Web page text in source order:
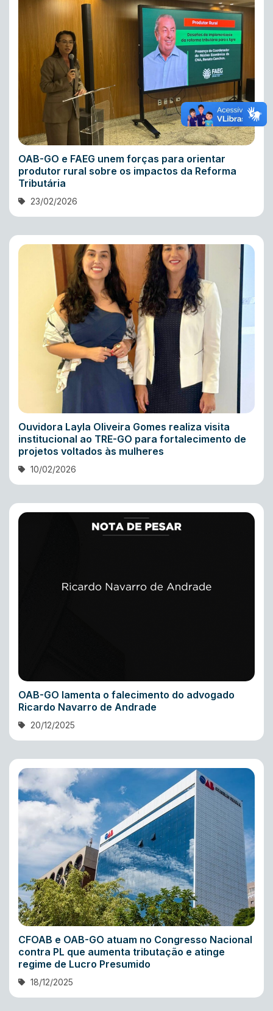
OAB-GO e FAEG unem forças para orientar
produtor rural sobre os impactos da Reforma
Tributária
23/02/2026
Ouvidora Layla Oliveira Gomes realiza visita
institucional ao TRE-GO para fortalecimento de
projetos voltados às mulheres
10/02/2026
OAB-GO lamenta o falecimento do advogado
Ricardo Navarro de Andrade
20/12/2025
CFOAB e OAB-GO atuam no Congresso Nacional
contra PL que aumenta tributação e atinge
regime de Lucro Presumido
18/12/2025